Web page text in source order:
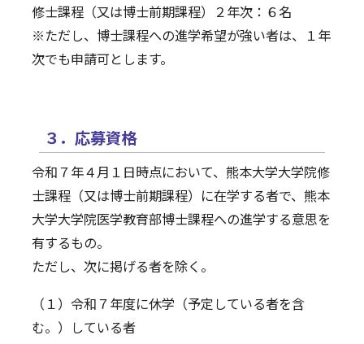
修士課程（又は博士前期課程）２年次：６名
※ただし、博士課程への進学希望が強い者は、１年
次でも申請可とします。
３．応募資格
令和７年４月１日時点において、熊本大学大学院修
士課程（又は博士前期課程）に在学する者で、熊本
大学大学院医学教育部博士課程への進学する意思を
有するもの。
ただし、次に掲げる者を除く。
（１）令和７年度に休学（予定している者を含
む。）している者